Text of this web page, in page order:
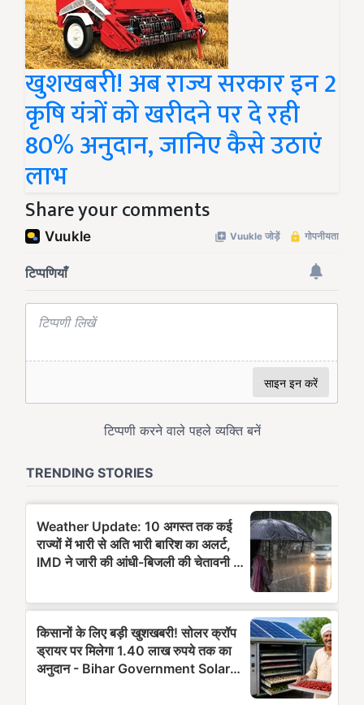
खुशखबरी! अब राज्य सरकार इन 2
कृषि यंत्रों को खरीदने पर दे रही
80% अनुदान, जानिए कैसे उठाएं
लाभ
Share your comments